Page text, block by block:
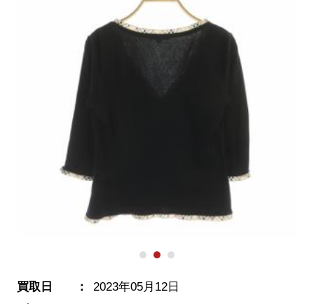
買取日
2023年05月12日